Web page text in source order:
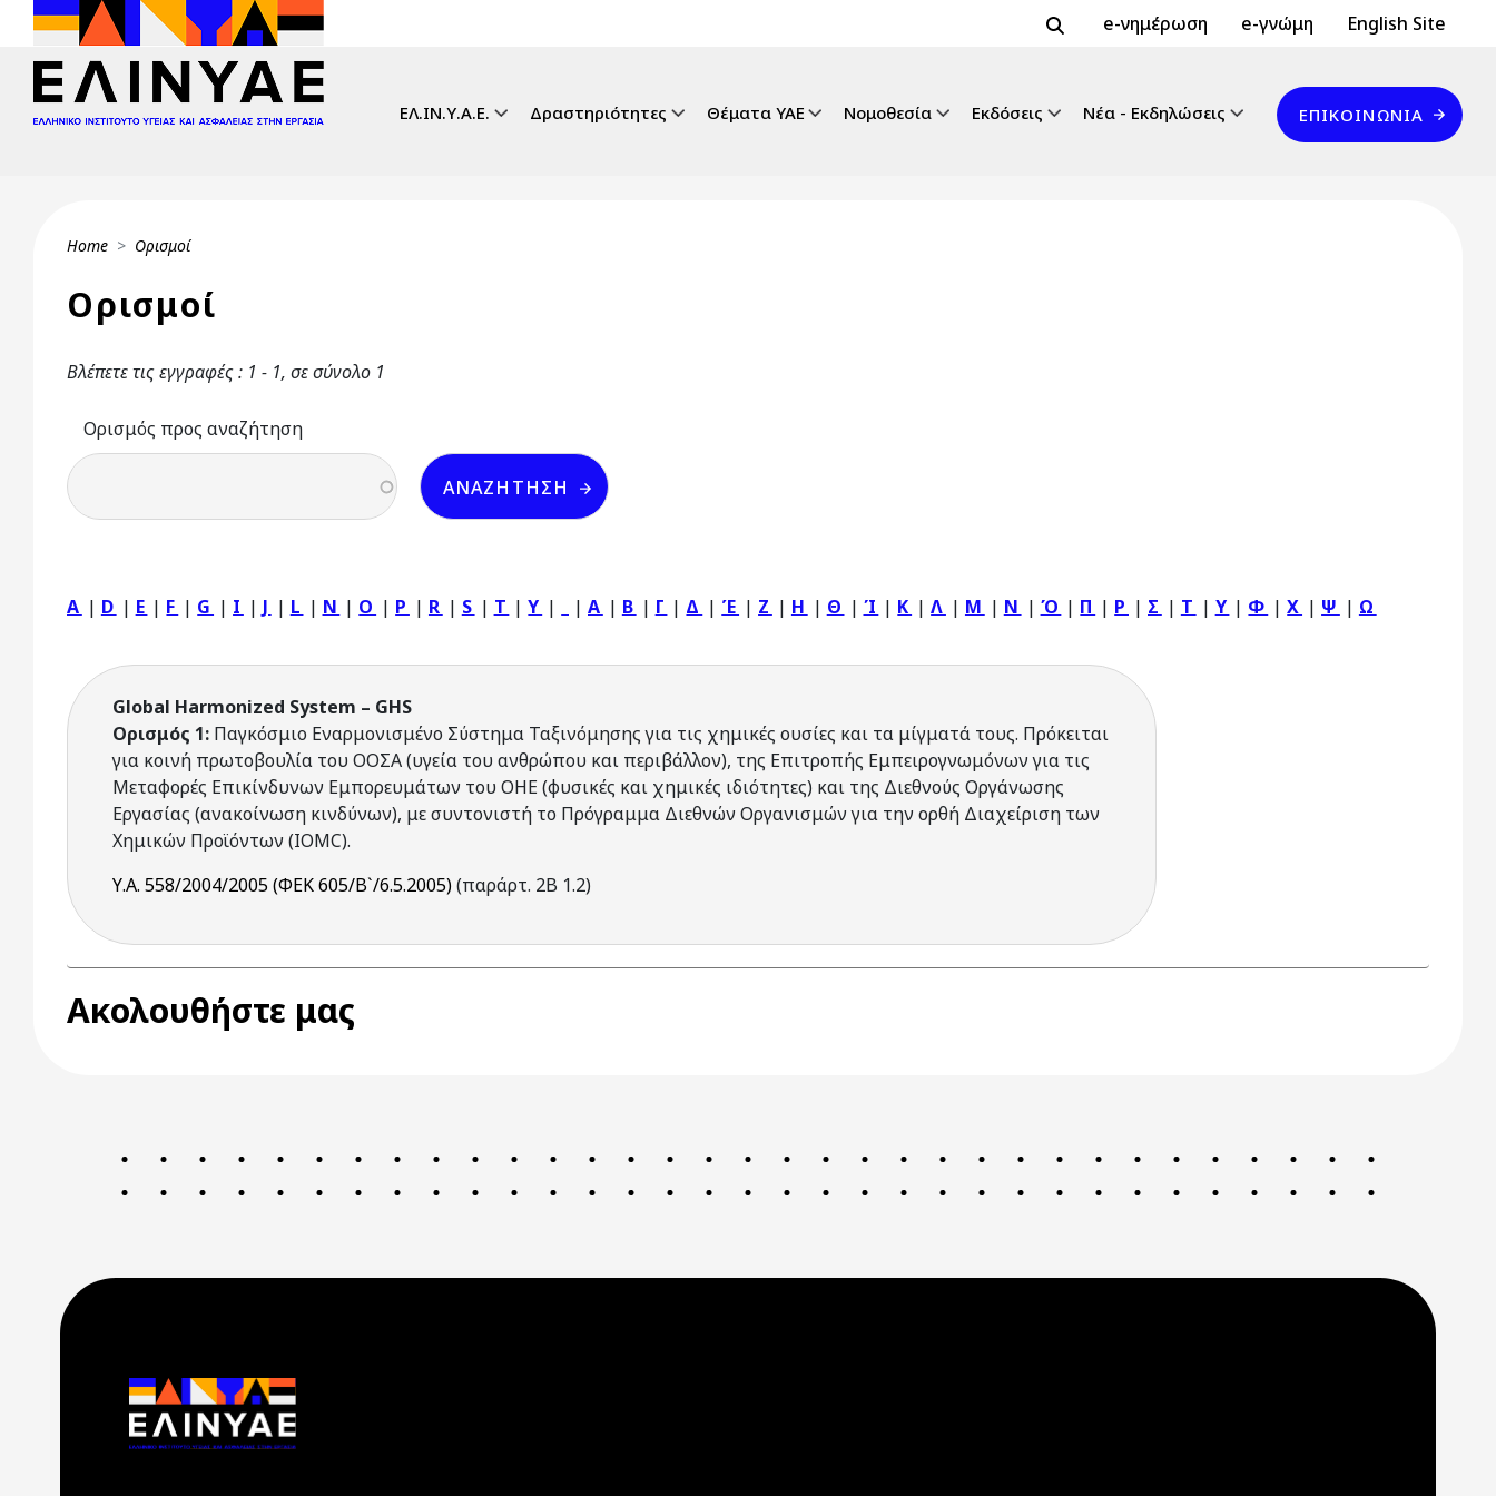
Skip to main content Header Top 2
e-νημέρωση e-γνώμη Header Top
English Site
ΕΛ.ΙΝ.Υ.Α.Ε. Δραστηριότητες Θέματα ΥΑΕ Νομοθεσία Εκδόσεις Νέα - Εκδηλώσεις
Επικοινωνία
ΕΠΙΚΟΙΝΩΝΊΑ
Breadcrumb
Home Ορισμοί
Ορισμοί
Βλέπετε τις εγγραφές : 1 - 1, σε σύνολο 1
Ορισμός προς αναζήτηση
A | D | E | F | G | I | J | L | N | O | P | R | S | T |Y | | Α | Β | Γ | Δ | Έ | Ζ | Η | Θ | Ί | Κ |Λ | Μ | Ν | Ό | Π | Ρ | Σ | Τ | Υ | Φ |Χ | Ψ | Ω
Global Harmonized System – GHS
Ορισμός 1: Παγκόσμιο Εναρμονισμένο Σύστημα Ταξινόμησης για τις χημικές ουσίες και τα μίγματά τους. Πρόκειται
για κοινή πρωτοβουλία του ΟΟΣΑ (υγεία του ανθρώπου και περιβάλλον), της Επιτροπής Εμπειρογνωμόνων για τις
Μεταφορές Επικίνδυνων Εμπορευμάτων του ΟΗΕ (φυσικές και χημικές ιδιότητες) και της Διεθνούς Οργάνωσης
Εργασίας (ανακοίνωση κινδύνων), με συντονιστή το Πρόγραμμα Διεθνών Οργανισμών για την ορθή Διαχείριση των
Χημικών Προϊόντων (IOMC).
Υ.Α. 558/2004/2005 (ΦΕΚ 605/Β`/6.5.2005)(παράρτ. 2Β 1.2)
Ακολουθήστε μας